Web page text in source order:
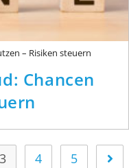
– Risiken steuern
Chancen
3 4 5